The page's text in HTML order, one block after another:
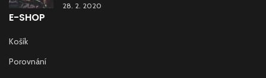
28. 2. 2020
E-SHOP
Košík
Porovnání